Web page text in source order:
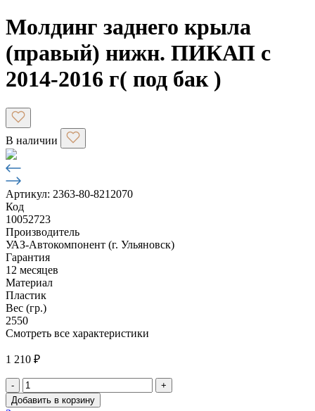
Молдинг заднего крыла
(правый) нижн. ПИКАП с
2014-2016 г( под бак )
В наличии
Артикул: 2363-80-8212070
Код
10052723
Производитель
УАЗ-Автокомпонент (г. Ульяновск)
Гарантия
12 месяцев
Материал
Пластик
Вес (гр.)
2550
Смотреть все характеристики
1 210 ₽
- +
Количество
Добавить в корзину